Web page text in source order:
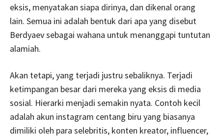
eksis, menyatakan siapa dirinya, dan dikenal orang
lain. Semua ini adalah bentuk dari apa yang disebut
Berdyaev sebagai wahana untuk menanggapi tuntutan
alamiah.
Akan tetapi, yang terjadi justru sebaliknya. Terjadi
ketimpangan besar dari mereka yang eksis di media
sosial. Hierarki menjadi semakin nyata. Contoh kecil
adalah akun instagram centang biru yang biasanya
dimiliki oleh para selebritis, konten kreator, influencer,